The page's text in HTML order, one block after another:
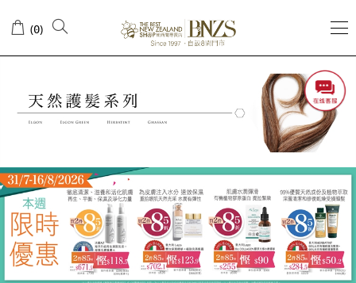
品
牌
类
(0)